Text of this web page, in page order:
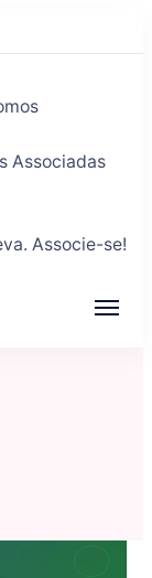
crescer
Associadas
Associe-se!